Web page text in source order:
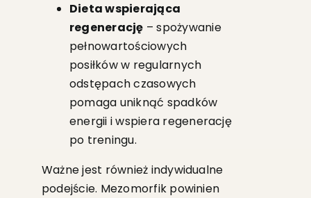
Dieta wspierająca
regenerację – spożywanie
pełnowartościowych
posiłków w regularnych
odstępach czasowych
pomaga uniknąć spadków
energii i wspiera regenerację
po treningu.
Ważne jest również indywidualne
podejście. Mezomorfik powinien